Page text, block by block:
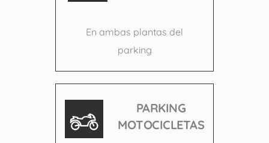
En ambas plantas del
parking
PARKING
MOTOCICLETAS